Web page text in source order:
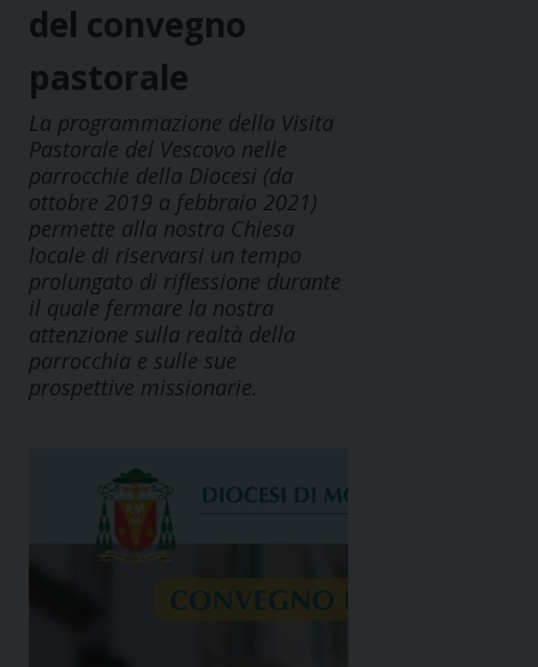
del convegno
pastorale
La programmazione della Visita
Pastorale del Vescovo nelle
parrocchie della Diocesi (da
ottobre 2019 a febbraio 2021)
permette alla nostra Chiesa
locale di riservarsi un tempo
prolungato di riflessione durante
il quale fermare la nostra
attenzione sulla realtà della
parrocchia e sulle sue
prospettive missionarie.